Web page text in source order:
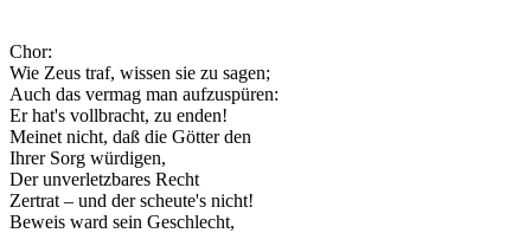
Chor:
Wie Zeus traf, wissen sie zu sagen;
Auch das vermag man aufzuspüren:
Er hat's vollbracht, zu enden!
Meinet nicht, daß die Götter den
Ihrer Sorg würdigen,
Der unverletzbares Recht
Zertrat – und der scheute's nicht!
Beweis ward sein Geschlecht,